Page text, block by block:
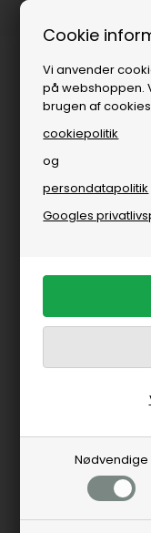
Cookie
Vi anvender
på webshoppen.
brugen af
cookiepolitik
og
persondatapolitik
Googles
Nødvendige
Brands»